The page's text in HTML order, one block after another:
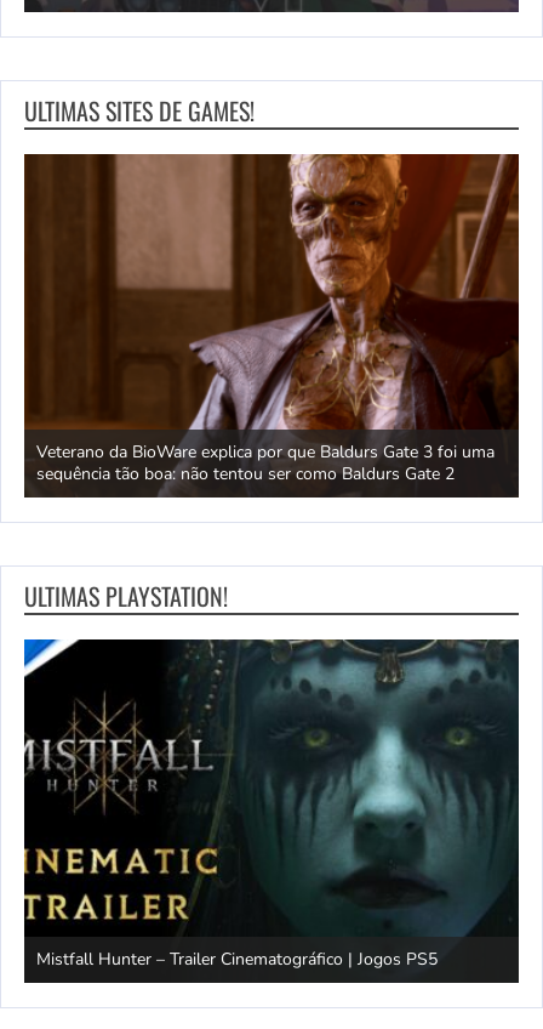
ULTIMAS SITES DE GAMES!
Veterano da BioWare explica por que Baldurs Gate 3 foi uma
sequência tão boa: não tentou ser como Baldurs Gate 2
ULTIMAS PLAYSTATION!
Mistfall Hunter – Trailer Cinematográfico | Jogos PS5